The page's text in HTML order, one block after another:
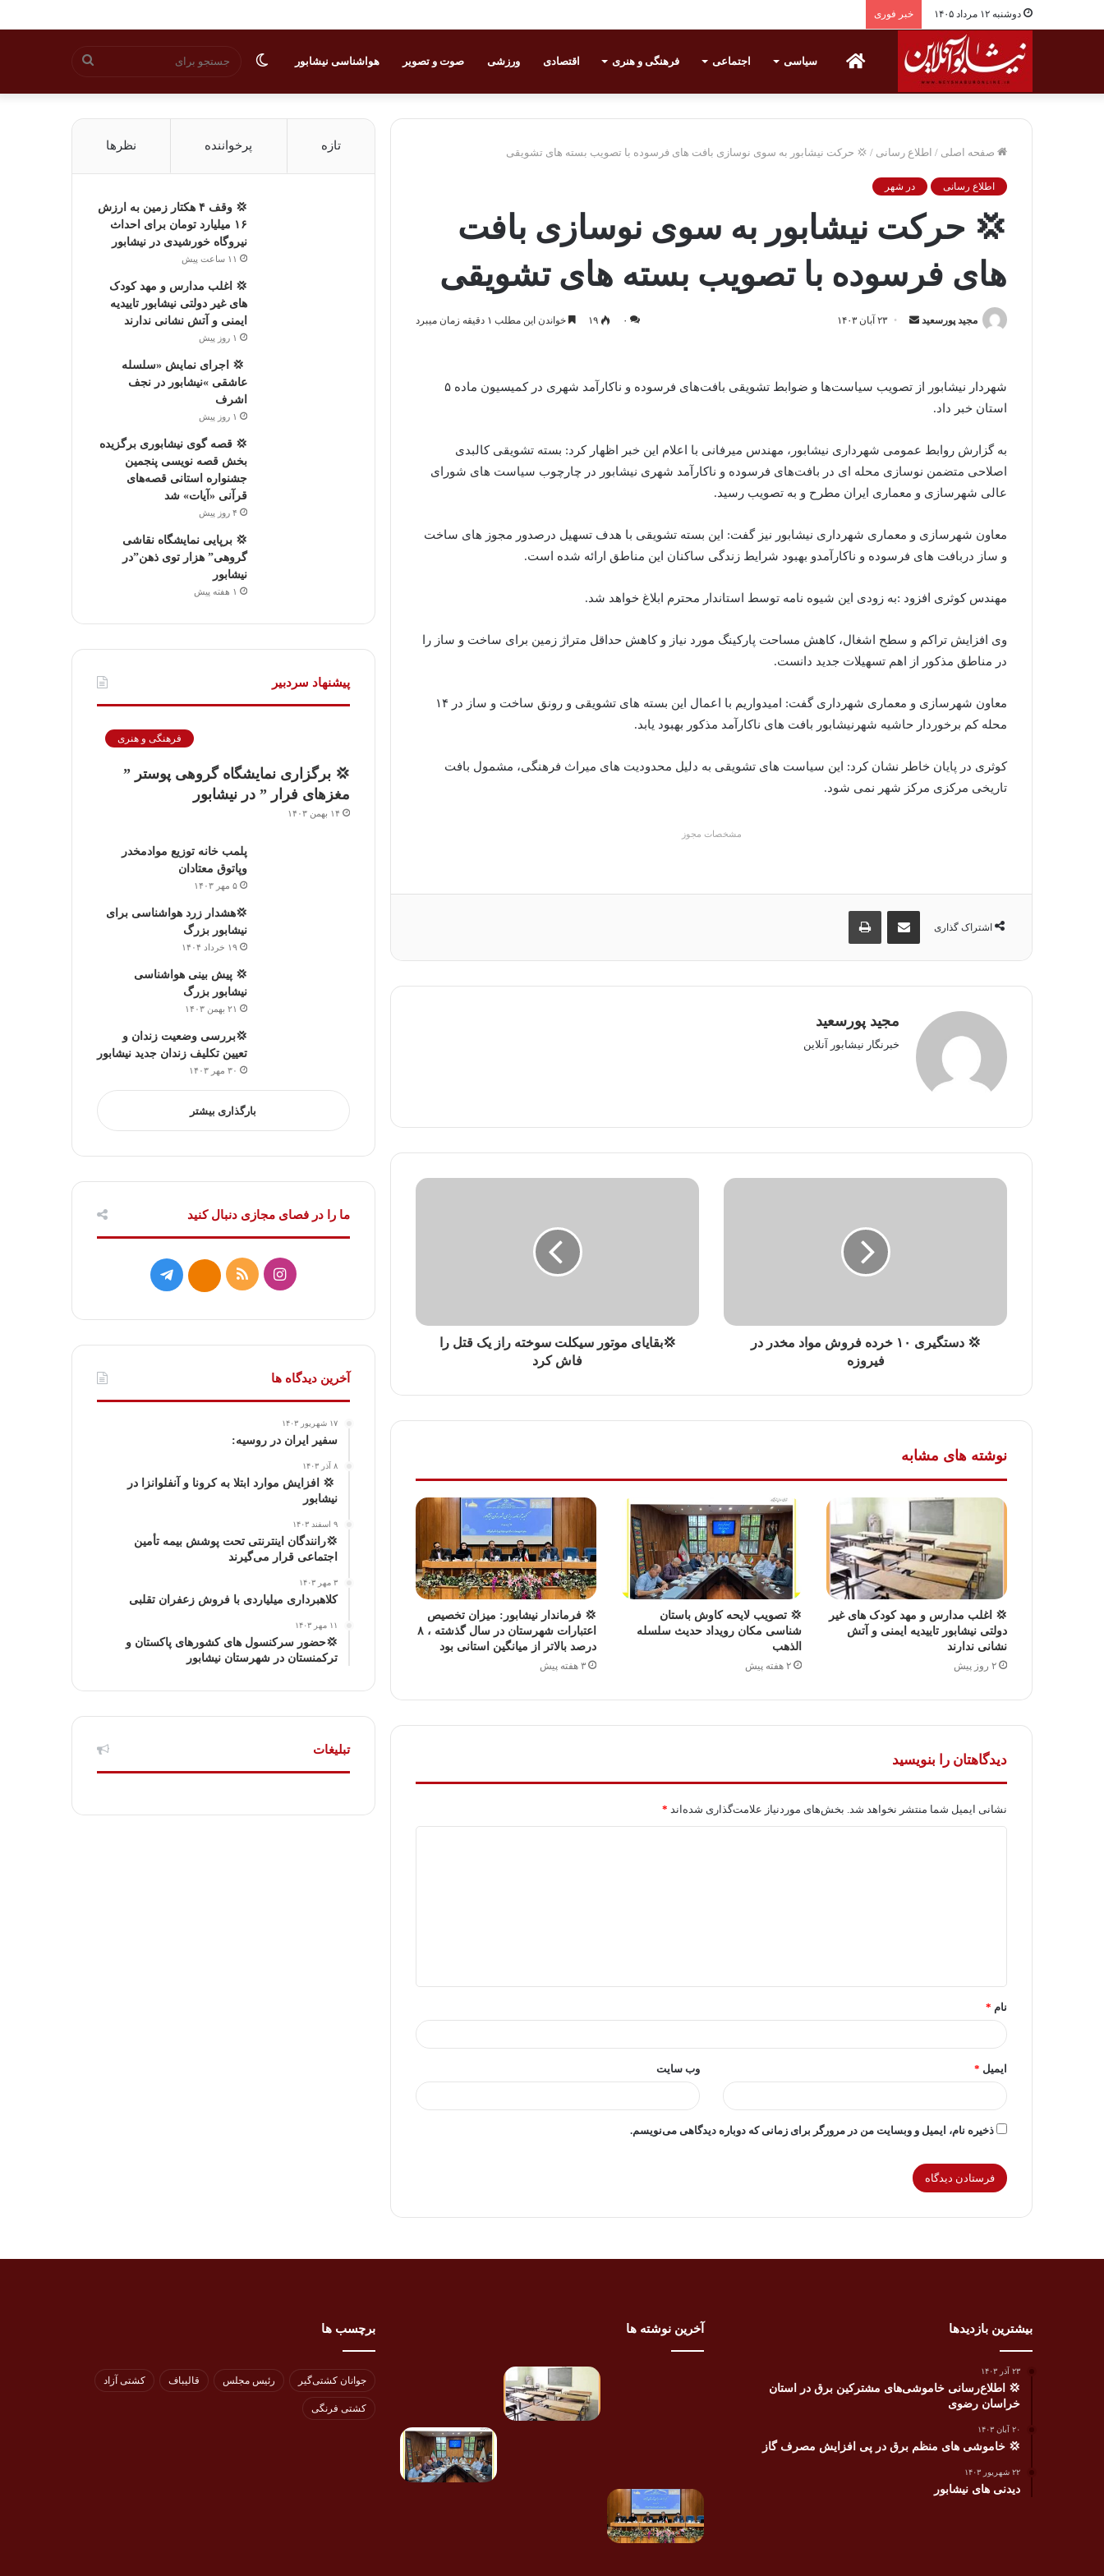
دوشنبه ۱۲ مرداد ۱۴۰۵ خبر فوری
سیاسی اجتماعی فرهنگی و هنری اقتصادی ورزشی صوت و تصویر هواشناسی نیشابور
صفحه اصلی / اطلاع رسانی / 💢 حرکت نیشابور به سوی نوسازی بافت های فرسوده با تصویب بسته های تشویقی
اطلاع رسانی در شهر
💢 حرکت نیشابور به سوی نوسازی بافت
های فرسوده با تصویب بسته های تشویقی
مجید پورسعید
ی
م
ل
۲۳ آبان ۱۴۰۳ ۰ ۱۹ خواندن این مطلب ۱ دقیقه زمان میبرد
شهردار نیشابور از تصویب سیاست‌ها و ضوابط تشویقی بافت‌های فرسوده و ناکارآمد شهری در کمیسیون ماده ۵
استان خبر داد.
به گزارش روابط عمومی شهرداری نیشابور، مهندس میرفانی با اعلام این خبر اظهار کرد: بسته تشویقی کالبدی
اصلاحی متضمن نوسازی محله ای در بافت‌های فرسوده و ناکارآمد شهری نیشابور در چارچوب سیاست های شورای
عالی شهرسازی و معماری ایران مطرح و به تصویب رسید.
معاون شهرسازی و معماری شهرداری نیشابور نیز گفت: این بسته تشویقی با هدف تسهیل درصدور مجوز های ساخت
و ساز دربافت های فرسوده و ناکارآمدو بهبود شرایط زندگی ساکنان این مناطق ارائه شده است.
مهندس کوثری افزود :به زودی این شیوه نامه توسط استاندار محترم ابلاغ خواهد شد.
وی افزایش تراکم و سطح اشغال، کاهش مساحت پارکینگ مورد نیاز و کاهش حداقل متراژ زمین برای ساخت و ساز را
در مناطق مذکور از اهم تسهیلات جدید دانست.
معاون شهرسازی و معماری شهرداری گفت: امیدواریم با اعمال این بسته های تشویقی و رونق ساخت و ساز در ۱۴
محله کم برخوردار حاشیه شهرنیشابور بافت های ناکارآمد مذکور بهبود یابد.
کوثری در پایان خاطر نشان کرد: این سیاست های تشویقی به دلیل محدودیت های میراث فرهنگی، مشمول بافت
تاریخی مرکزی مرکز شهر نمی شود.
مشخصات مجوز
اشتراک گذاری
اشتراک گذاری از طریق ایمیل
مجید پورسعید
خبرنگار نیشابور آنلاین
💢 دستگیری ۱۰ خرده فروش مواد مخدر در
فیروزه
💢بقایای موتور سیکلت سوخته راز یک قتل را
فاش کرد
نوشته های مشابه
💢 اغلب مدارس و مهد کودک های غیر
دولتی نیشابور تاییدیه ایمنی و آتش
نشانی ندارند
۲ روز پیش
💢 تصویب لایحه کاوش باستان
شناسی مکان رویداد حدیث سلسله
الذهب
۲ هفته پیش
💢 فرماندار نیشابور: میزان تخصیص
اعتبارات شهرستان در سال گذشته ، ۸
درصد بالاتر از میانگین استانی بود
۳ هفته پیش
دیدگاهتان را بنویسید
نشانی ایمیل شما منتشر نخواهد شد. بخش‌های موردنیاز علامت‌گذاری شده‌اند *
*
نام *
ایمیل * وب‌ سایت
ذخیره نام، ایمیل و وبسایت من در مرورگر برای زمانی که دوباره دیدگاهی می‌نویسم.
تازه پرخواننده نظرها
💢 وقف ۴ هکتار زمین به ارزش
۱۶ میلیارد تومان برای احداث
نیروگاه خورشیدی در نیشابور
۱۱ ساعت پیش
💢 اغلب مدارس و مهد کودک
های غیر دولتی نیشابور تاییدیه
ایمنی و آتش نشانی ندارند
۱ روز پیش
‍ 💢 اجرای نمایش «سلسله
عاشقی »نیشابور در نجف
اشرف
۱ روز پیش
💢 قصه گوی نیشابوری برگزیده
بخش قصه نویسی پنجمین
جشنواره استانی قصه‌های
قرآنی «آیات» شد
۴ روز پیش
💢 برپایی نمایشگاه نقاشی
گروهی” هزار توی ذهن”در
نیشابور
۱ هفته پیش
پیشنهاد سردبیر
فرهنگی و هنری
💢 برگزاری نمایشگاه گروهی پوستر ”
مغزهای فرار ” در نيشابور
۱۴ بهمن ۱۴۰۳
پلمب خانه توزیع موادمخدر
وپاتوق معتادان
۵ مهر ۱۴۰۳
💢هشدار زرد هواشناسی برای
نیشابور بزرگ
۱۹ خرداد ۱۴۰۴
💢 پیش بینی هواشناسی
نیشابور بزرگ
۲۱ بهمن ۱۴۰۳
💢بررسی وضعیت زندان و
تعیین تکلیف زندان جدید نیشابور
۳۰ مهر ۱۴۰۳
بارگذاری بیشتر
ما را در فصای مجازی دنبال کنید
ا
س
ت
ا
ا
خ
ک
ت
گ
ا
آخرین دیدگاه ها
۱۷ شهریور ۱۴۰۳
سفیر ایران در روسیه:
۸ آذر ۱۴۰۳
‍ 💢 افزایش موارد ابتلا به کرونا و آنفلوانزا در
نیشابور
۹ اسفند ۱۴۰۳
💢رانندگان اینترنتی تحت پوشش بیمه تأمین
اجتماعی قرار می‌گیرند
۳ مهر ۱۴۰۳
کلاهبرداری میلیاردی با فروش زعفران تقلبی
۱۱ مهر ۱۴۰۳
💢حضور سرکنسول های کشورهای پاکستان و
ترکمنستان در شهرستان نیشابور
تبلیغات
بیشترین بازدیدها
۲۳ آذر ۱۴۰۳
💢 اطلاع‌رسانی خاموشی‌های مشترکین برق در استان
خراسان رضوی
۲۰ آبان ۱۴۰۳
💢 خاموشی های منظم برق در پی افزایش مصرف گاز
۲۲ شهریور ۱۴۰۳
دیدنی های نیشابور
آخرین نوشته ها برچسب ها
جوانان کشتی‌گیر رئیس مجلس قالیباف کشتی آزاد
کشتی فرنگی